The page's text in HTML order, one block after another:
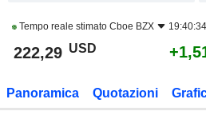
Tempo reale stimato Cboe BZX
222,29 USD
Panoramica Quotazioni